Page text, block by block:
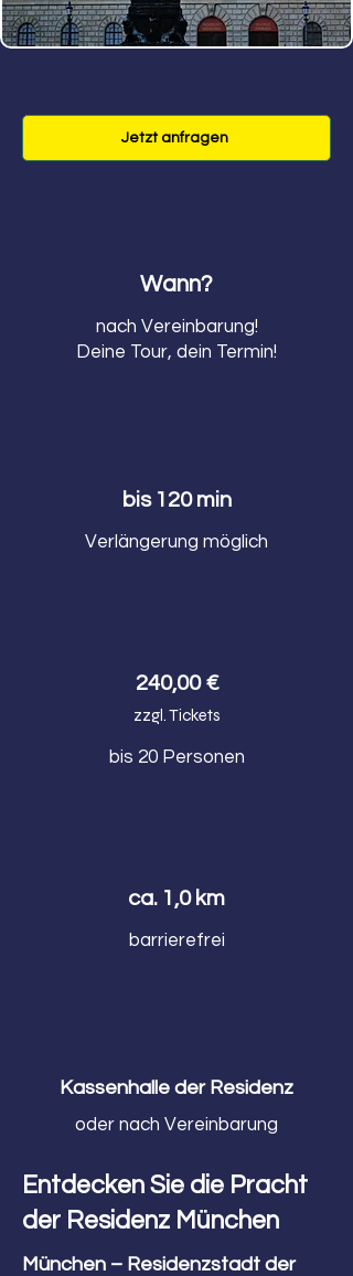
Jetzt anfragen
Wann?
nach Vereinbarung!
Deine Tour, dein Termin!
bis 120 min
Verlängerung möglich
240,00 €
zzgl. Tickets
bis 20 Personen
ca. 1,0 km
barrierefrei
Kassenhalle der Residenz
oder nach Vereinbarung
Entdecken Sie die Pracht
der Residenz München
München – Residenzstadt der